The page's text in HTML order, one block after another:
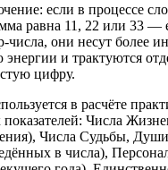
если в процессе
равна 11, 22 или 33 —
числа, они несут более
и трактуются
цифру.
в расчёте
показателей: Числа
Числа Судьбы,
в числа),